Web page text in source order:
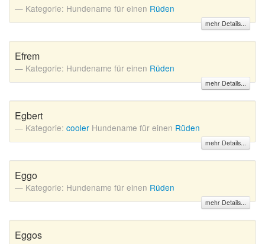
Kategorie: Hundename für einen Rüden
mehr Details...
Efrem
Kategorie: Hundename für einen Rüden
mehr Details...
Egbert
Kategorie: cooler Hundename für einen Rüden
mehr Details...
Eggo
Kategorie: Hundename für einen Rüden
mehr Details...
Eggos